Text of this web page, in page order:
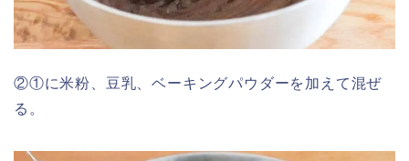
②①に米粉、豆乳、ベーキングパウダーを加えて混ぜ
る。